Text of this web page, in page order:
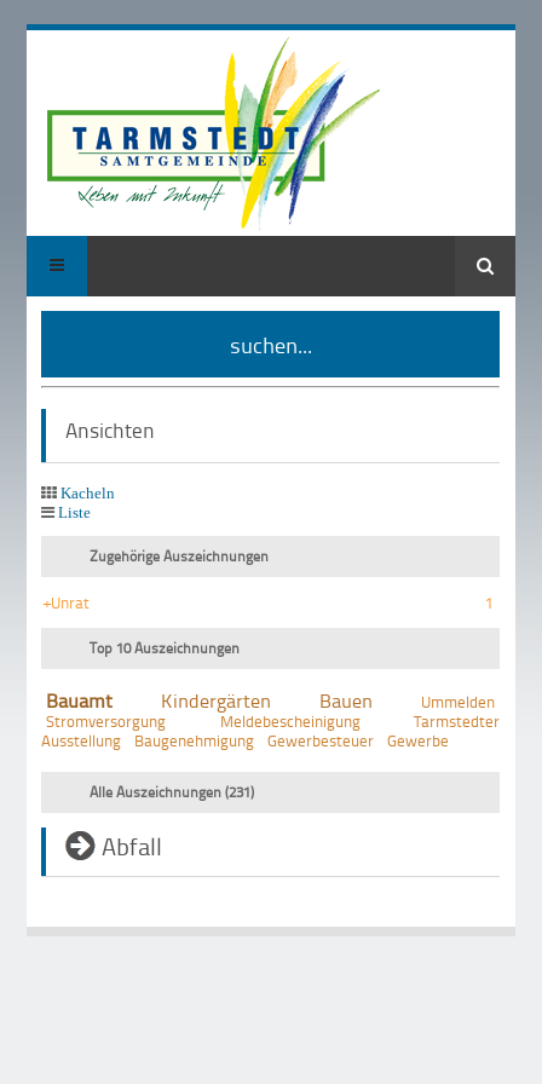
Suche
suchen...
Ansichten
Kacheln
Liste
Zugehörige Auszeichnungen
+Unrat 1
Top 10 Auszeichnungen
Bauamt Kindergärten Bauen
Ummelden
Stromversorgung
Meldebescheinigung
Tarmstedter
Ausstellung
Baugenehmigung Gewerbesteuer Gewerbe
Alle Auszeichnungen (231)
Abfall